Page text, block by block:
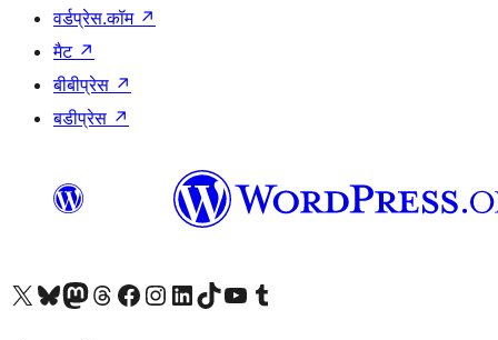
वर्डप्रेस.कॉम ↗
मैट ↗
बीबीप्रेस ↗
बडीप्रेस ↗
Visit our X (formerly Twitter) account
हमारे बलुस्की खाते पर जाएँVisit our Mastodon account
हमारे थ्रेड्स अकाउंट पर जाएंहमारे फेसबुक पेज पर जाएँहमारे इंस्टाग्राम अकाउंट पर जाएंहमारे लिंक्डइन खाते पर जाएँहमारे टिकटॉक खाते पर जाएँहमारे यूट्यूब चैनल पर जाएंहमारे Tumblr खाते पर जाएँ